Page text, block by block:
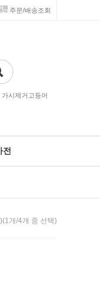
주문/배송조회
가시제거고등어
전
개/4개 중 선택)